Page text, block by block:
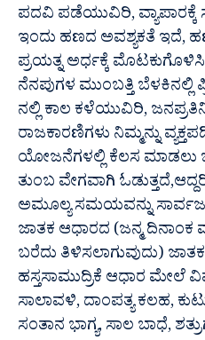
ಪದವಿ ಪಡೆಯುವಿರಿ, ವ್ಯಾಪಾರಕ್ಕೆ
ಇಂದು ಹಣದ ಅವಶ್ಯಕತೆ ಇದೆ,
ಪ್ರಯತ್ನ ಅರ್ಧಕ್ಕೆ
ನೆನಪುಗಳ ಮುಂಬತ್ತಿ ಬೆಳಕಿನಲ್ಲಿ
ನಲ್ಲಿ ಕಾಲ ಕಳೆಯುವಿರಿ,
ರಾಜಕಾರಣಿಗಳು ನಿಮ್ಮನ್ನು
ಯೋಜನೆಗಳಲ್ಲಿ ಕೆಲಸ
ತುಂಬ ವೇಗವಾಗಿ
ಅಮೂಲ್ಯ ಸಮಯವನ್ನು
ಜಾತಕ ಆಧಾರದ (ಜನ್ಮ
ಬರೆದು ತಿಳಿಸಲಾಗುವುದು)
ಹಸ್ತಸಾಮುದ್ರಿಕೆ ಆಧಾರ ಮೇಲೆ
ಸಾಲಾವಳಿ, ದಾಂಪತ್ಯ ಕಲಹ,
ಸಂತಾನ ಭಾಗ್ಯ, ಸಾಲ ಬಾಧೆ,